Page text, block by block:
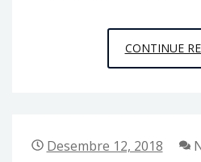
CONTINUE
Desembre 12, 2018